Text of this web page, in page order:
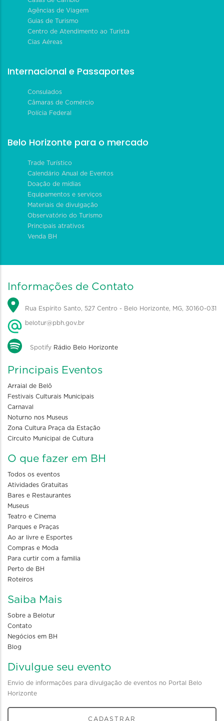
Agências de Viagem
Guias de Turismo
Centro de Atendimento ao Turista
Cias Aéreas
Internacional e Passaportes
Consulados
Câmaras de Comércio
Polícia Federal
Belo Horizonte para o mercado
Trade Turístico
Calendário Anual de Eventos
Doação de mídias
Equipamentos e serviços
Materiais de divulgação
Observatório do Turismo
Principais atrativos
Venda BH
Informações de Contato
Rua Espírito Santo, 527 Centro - Belo Horizonte, MG, 30160-031
belotur@pbh.gov.br
Spotify Rádio Belo Horizonte
Principais Eventos
Arraial de Belô
Festivais Culturais Municipais
Carnaval
Noturno nos Museus
Zona Cultura Praça da Estação
Circuito Municipal de Cultura
O que fazer em BH
Todos os eventos
Atividades Gratuitas
Bares e Restaurantes
Museus
Teatro e Cinema
Parques e Praças
Ao ar livre e Esportes
Compras e Moda
Para curtir com a familia
Perto de BH
Roteiros
Saiba Mais
Sobre a Belotur
Contato
Negócios em BH
Blog
Divulgue seu evento
Envio de informações para divulgação de eventos no Portal Belo
Horizonte
CADASTRAR